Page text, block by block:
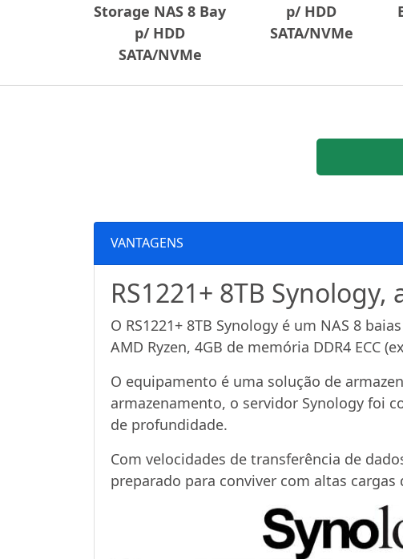
Storage NAS 8 Bay
p/ HDD
SATA/NVMe
p/ HDD
SATA/NVMe
VANTAGENS
RS1221+ 8TB
O RS1221+ 8TB Synology é um NAS 8
AMD Ryzen, 4GB de memória DDR4 ECC
O equipamento é uma solução de
armazenamento, o servidor Synology foi
de profundidade.
Com velocidades de transferência de
preparado para conviver com altas